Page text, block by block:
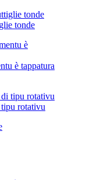
tonde
è tappatura
rotativu